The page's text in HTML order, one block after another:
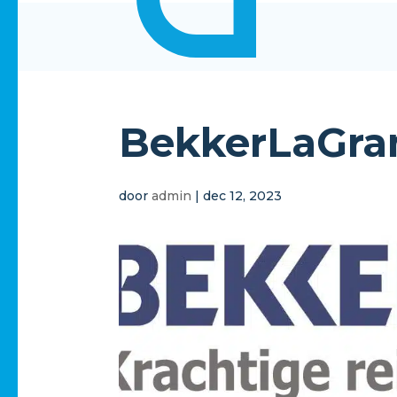
dooradmin |dec 12, 2023